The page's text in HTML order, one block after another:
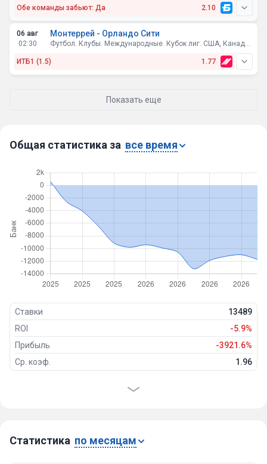
Обе команды забьют: Да 2.10
06 авг
02:30
Монтеррей - Орландо Сити
Футбол. Клубы. Международные. Кубок лиг. США, Канада, Мексика. Групповой этап
ИТБ1 (1.5) 1.77
Показать еще
Общая статистика за все время
Ставки
13489
ROI
-5.9%
Прибыль
-3921.6%
Ср. коэф.
1.96
Проигрыши
Статистика по месяцам